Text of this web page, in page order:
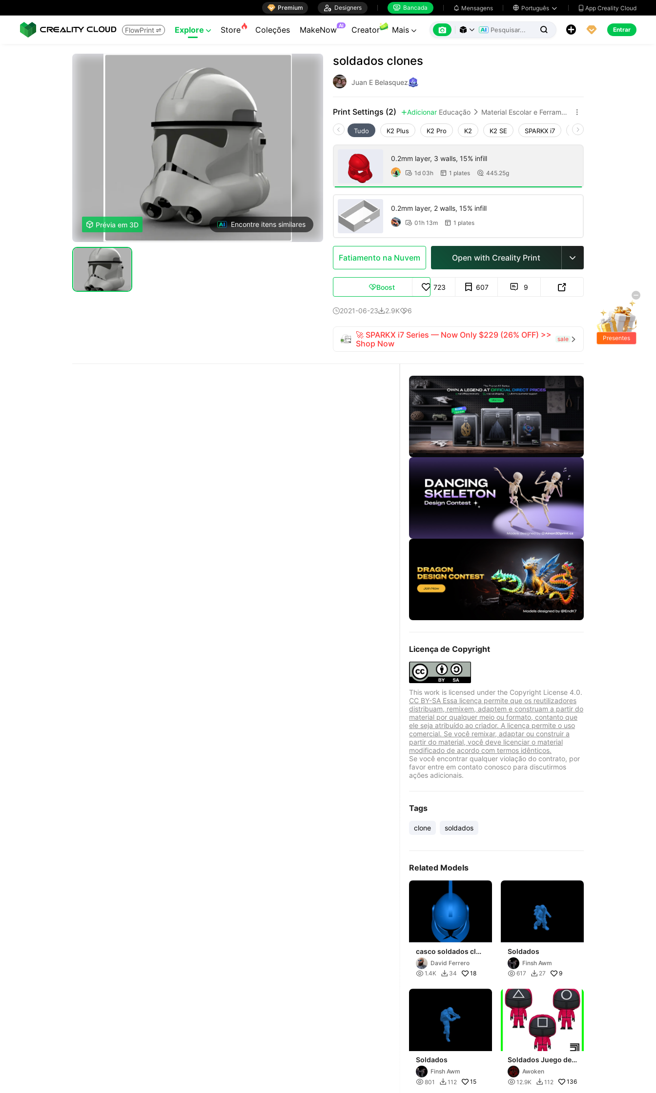
 Premium  Designers  Bancada  Mensagens  Português   App Creality Cloud
FlowPrint  Explore  Store Coleções MakeNow AI Creator Mais        Entrar
 Prévia em 3D Encontre itens similares
soldados clones
Juan E Belasquez
Print Settings (2) Adicionar Educação  Material Escolar e Ferramentas de Aprendizagem 
Tudo K2 Plus K2 Pro K2 K2 SE SPARKX i7 Creality Hi
0.2mm layer, 3 walls, 15% infill
 1d 03h  1 plates  445.25g
0.2mm layer, 2 walls, 15% infill
 01h 13m  1 plates
Fatiamento na Nuvem Open with Creality Print 
Boost 723 607  9 
2021-06-232.9K6
🚀 SPARKX i7 Series — Now Only $229 (26% OFF) >>
Shop Now
sale 
Licença de Copyright
This work is licensed under the Copyright License 4.0.
CC BY-SA Essa licença permite que os reutilizadores
distribuam, remixem, adaptem e construam a partir do
material por qualquer meio ou formato, contanto que
ele seja atribuído ao criador. A licença permite o uso
comercial. Se você remixar, adaptar ou construir a
partir do material, você deve licenciar o material
modificado de acordo com termos idênticos.
Se você encontrar qualquer violação do contrato, por
favor entre em contato conosco para discutirmos
ações adicionais.
Tags
clone soldados
Related Models
casco soldados clon
fase 1David Ferrero
 1.4K  34 18
Soldados
Finsh Awm
 617  27 9
Soldados
Finsh Awm
 801  112 15
Soldados Juego del
Calamar
Awoken
 12.9K  112 136
Presentes